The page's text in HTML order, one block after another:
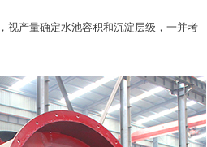
视产量确定水池容积和沉淀层级，一并考